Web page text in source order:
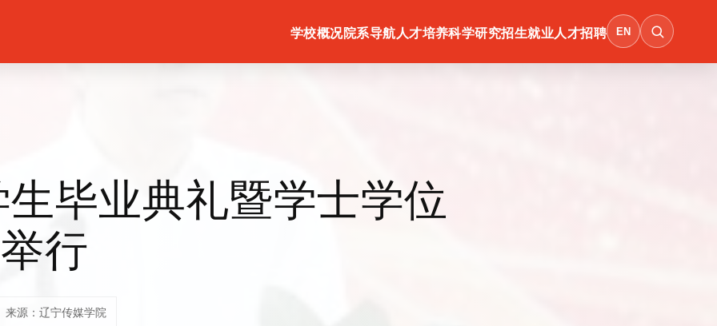
学校概况院系导航 人才培养科学研究招生就业人才招聘 EN
毕业典礼暨学士学位
行
来源：辽宁传媒学院